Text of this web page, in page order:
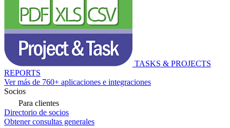
TASKS & PROJECTS
REPORTS
Ver más de 760+ aplicaciones e integraciones
Socios
Para clientes
Directorio de socios
Obtener consultas generales